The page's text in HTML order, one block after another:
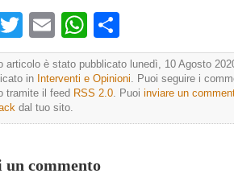
Facebook
TwitterEmailWhatsApp
articolo è stato pubblicato lunedì, 10 Agosto
in Interventi e Opinioni. Puoi seguire i
tramite il feed RSS 2.0. Puoi inviare un
dal tuo sito.
un commento